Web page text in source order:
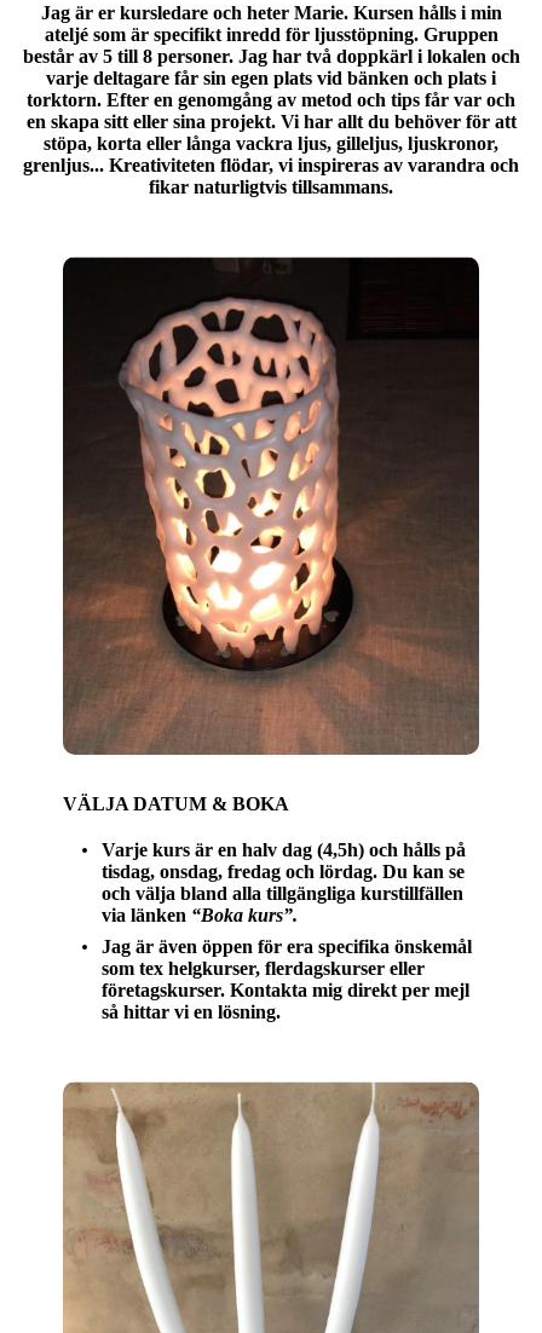
Jag är er kursledare och heter Marie. Kursen hålls i min
ateljé som är specifikt inredd för ljusstöpning. Gruppen
består av 5 till 8 personer. Jag har två doppkärl i lokalen och
varje deltagare får sin egen plats vid bänken och plats i
torktorn. Efter en genomgång av metod och tips får var och
en skapa sitt eller sina projekt. Vi har allt du behöver för att
stöpa, korta eller långa vackra ljus, gilleljus, ljuskronor,
grenljus... Kreativiteten flödar, vi inspireras av varandra och
fikar naturligtvis tillsammans.
VÄLJA DATUM & BOKA
Varje kurs är en halv dag (4,5h) och hålls på
tisdag, onsdag, fredag och lördag. Du kan se
och välja bland alla tillgängliga kurstillfällen
via länken “Boka kurs”.
Jag är även öppen för era specifika önskemål
som tex helgkurser, flerdagskurser eller
företagskurser. Kontakta mig direkt per mejl
så hittar vi en lösning.